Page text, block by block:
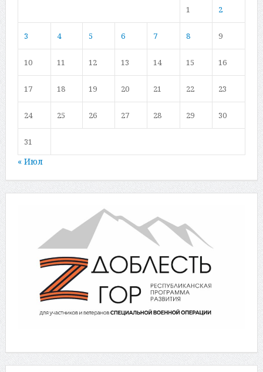
1 2
3 4 5 6 7 8 9
10 11 12 13 14 15 16
17 18 19 20 21 22 23
24 25 26 27 28 29 30
31
« Июл